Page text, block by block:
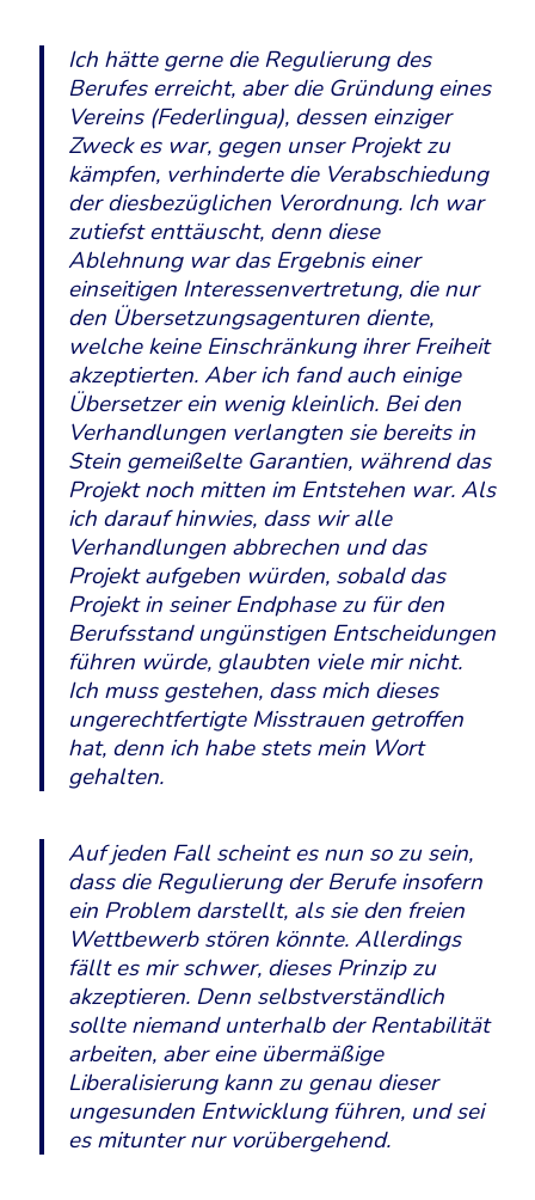
Ich hätte gerne die Regulierung des
Berufes erreicht, aber die Gründung eines
Vereins (Federlingua), dessen einziger
Zweck es war, gegen unser Projekt zu
kämpfen, verhinderte die Verabschiedung
der diesbezüglichen Verordnung. Ich war
zutiefst enttäuscht, denn diese
Ablehnung war das Ergebnis einer
einseitigen Interessenvertretung, die nur
den Übersetzungsagenturen diente,
welche keine Einschränkung ihrer Freiheit
akzeptierten. Aber ich fand auch einige
Übersetzer ein wenig kleinlich. Bei den
Verhandlungen verlangten sie bereits in
Stein gemeißelte Garantien, während das
Projekt noch mitten im Entstehen war. Als
ich darauf hinwies, dass wir alle
Verhandlungen abbrechen und das
Projekt aufgeben würden, sobald das
Projekt in seiner Endphase zu für den
Berufsstand ungünstigen Entscheidungen
führen würde, glaubten viele mir nicht.
Ich muss gestehen, dass mich dieses
ungerechtfertigte Misstrauen getroffen
hat, denn ich habe stets mein Wort
gehalten.
Auf jeden Fall scheint es nun so zu sein,
dass die Regulierung der Berufe insofern
ein Problem darstellt, als sie den freien
Wettbewerb stören könnte. Allerdings
fällt es mir schwer, dieses Prinzip zu
akzeptieren. Denn selbstverständlich
sollte niemand unterhalb der Rentabilität
arbeiten, aber eine übermäßige
Liberalisierung kann zu genau dieser
ungesunden Entwicklung führen, und sei
es mitunter nur vorübergehend.